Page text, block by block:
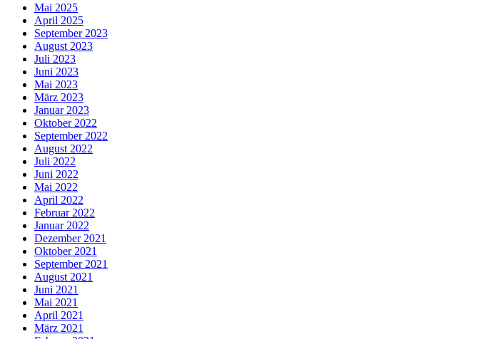
Mai 2025
April 2025
September 2023
August 2023
Juli 2023
Juni 2023
Mai 2023
März 2023
Januar 2023
Oktober 2022
September 2022
August 2022
Juli 2022
Juni 2022
Mai 2022
April 2022
Februar 2022
Januar 2022
Dezember 2021
Oktober 2021
September 2021
August 2021
Juni 2021
Mai 2021
April 2021
März 2021